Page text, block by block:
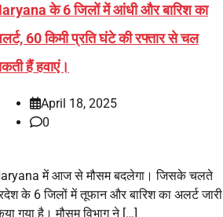
के 6 जिलों में आंधी और बारिश का
60 किमी प्रति घंटे की रफ्तार से चल
हैं हवाएं।
April 18, 2025
0
में आज से मौसम बदलेगा। जिसके चलते
के 6 जिलों में तूफान और बारिश का अलर्ट जारी
गया है। मौसम विभाग ने […]